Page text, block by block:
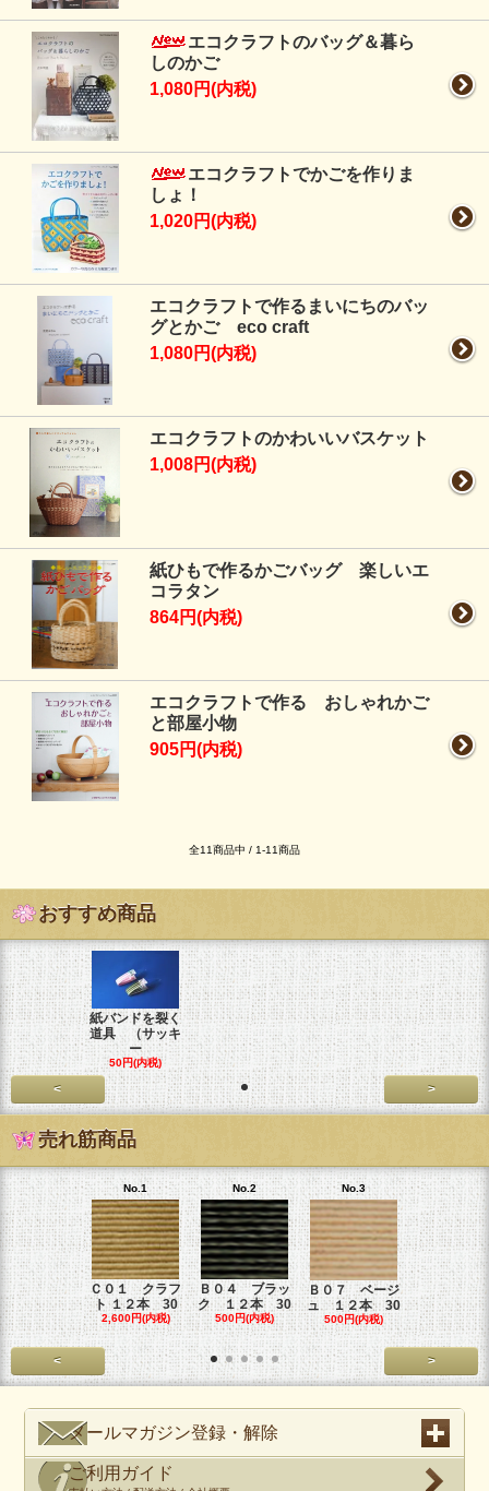
エコクラフトのバッグ＆暮ら
しのかご
1,080円(内税)
エコクラフトでかごを作りま
しょ！
1,020円(内税)
エコクラフトで作るまいにちのバッ
グとかご eco craft
1,080円(内税)
エコクラフトのかわいいバスケット
1,008円(内税)
紙ひもで作るかごバッグ 楽しいエ
コラタン
864円(内税)
エコクラフトで作る おしゃれかご
と部屋小物
905円(内税)
全11商品中 / 1-11商品
おすすめ商品
紙バンドを裂く
道具 （サッキ
ー
50円(内税)
< >
売れ筋商品
No.1
Ｃ０１ クラフ
ト １２本 30
2,600円(内税)
No.2
Ｂ０４ ブラッ
ク １２本 30
500円(内税)
No.3
Ｂ０７ ベージ
ュ １２本 30
500円(内税)
No.4
Ｂ０６ カ
オーレ
本
500円(内
< >
メールマガジン登録・解除
ご利用ガイド